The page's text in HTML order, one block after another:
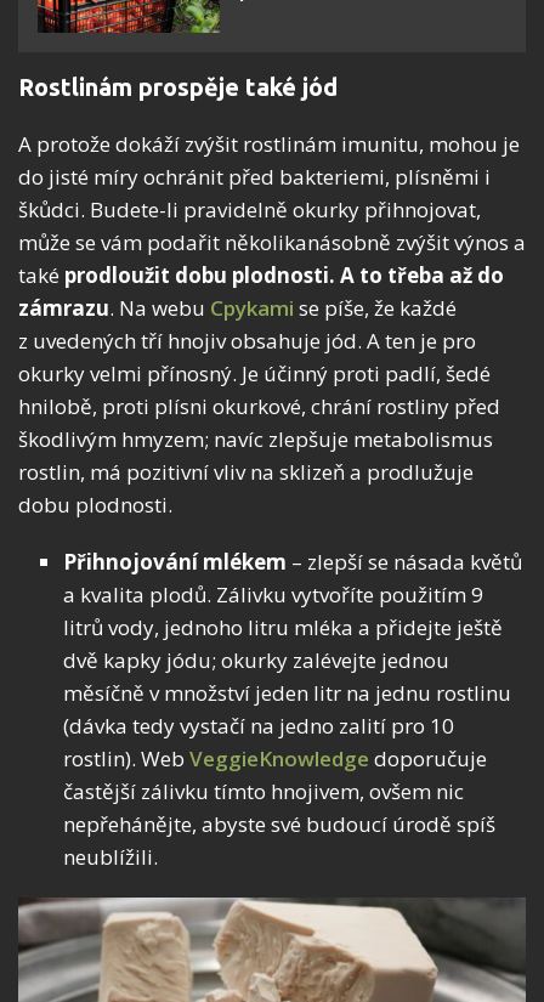
Rostlinám prospěje také jód
A protože dokáží zvýšit rostlinám imunitu, mohou je
do jisté míry ochránit před bakteriemi, plísněmi i
škůdci. Budete-li pravidelně okurky přihnojovat,
může se vám podařit několikanásobně zvýšit výnos a
také prodloužit dobu plodnosti. A to třeba až do
zámrazu. Na webu Cpykami se píše, že každé
z uvedených tří hnojiv obsahuje jód. A ten je pro
okurky velmi přínosný. Je účinný proti padlí, šedé
hnilobě, proti plísni okurkové, chrání rostliny před
škodlivým hmyzem; navíc zlepšuje metabolismus
rostlin, má pozitivní vliv na sklizeň a prodlužuje
dobu plodnosti.
Přihnojování mlékem – zlepší se násada květů
a kvalita plodů. Zálivku vytvoříte použitím 9
litrů vody, jednoho litru mléka a přidejte ještě
dvě kapky jódu; okurky zalévejte jednou
měsíčně v množství jeden litr na jednu rostlinu
(dávka tedy vystačí na jedno zalití pro 10
rostlin). Web VeggieKnowledge doporučuje
častější zálivku tímto hnojivem, ovšem nic
nepřehánějte, abyste své budoucí úrodě spíš
neublížili.